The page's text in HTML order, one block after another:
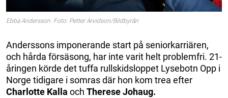
Ebba Andersson. Foto: Petter Arvidson/Bildbyrån
Anderssons imponerande start på seniorkarriären,
och hårda försäsong, har inte varit helt problemfri. 21-
åringen körde det tuffa rullskidsloppet Lysebotn Opp i
Norge tidigare i somras där hon kom trea efter
Charlotte Kalla och Therese Johaug.